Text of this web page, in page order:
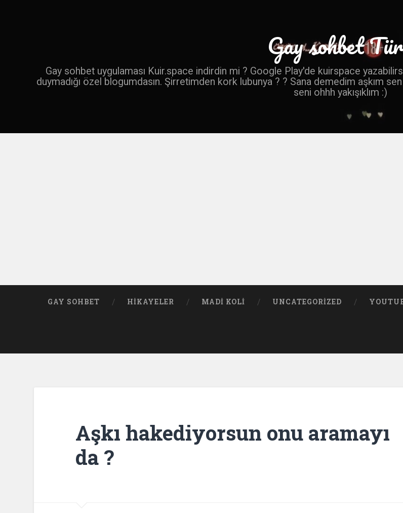
Gay sohbet
Gay sohbet uygulaması Kuir.space indirdin mi ? Google Play'de kuirspace
duymadığı özel blogumdasın. Şirretimden kork lubunya ? ? Sana demedim aşkım
seni ohhh yakışıklım :)
GAY SOHBET HIKAYELER MADI KOLI UNCATEGORIZED
Aşkı hakediyorsun onu aramayı
da ?